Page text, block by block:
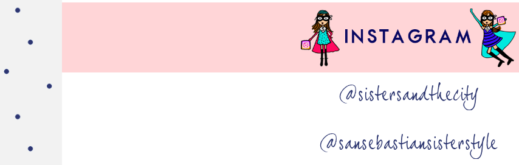
@sistersandthecity
@sansebastiansisterstyle